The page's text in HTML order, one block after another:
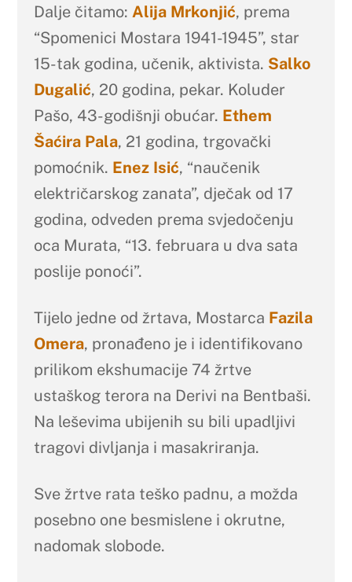
Dalje čitamo: Alija Mrkonjić, prema
“Spomenici Mostara 1941-1945”, star
15-tak godina, učenik, aktivista. Salko
Dugalić, 20 godina, pekar. Koluder
Pašo, 43-godišnji obućar. Ethem
Šaćira Pala, 21 godina, trgovački
pomoćnik. Enez Isić, “naučenik
električarskog zanata”, dječak od 17
godina, odveden prema svjedočenju
oca Murata, “13. februara u dva sata
poslije ponoći”.
Tijelo jedne od žrtava, Mostarca Fazila
Omera, pronađeno je i identifikovano
prilikom ekshumacije 74 žrtve
ustaškog terora na Derivi na Bentbaši.
Na leševima ubijenih su bili upadljivi
tragovi divljanja i masakriranja.
Sve žrtve rata teško padnu, a možda
posebno one besmislene i okrutne,
nadomak slobode.